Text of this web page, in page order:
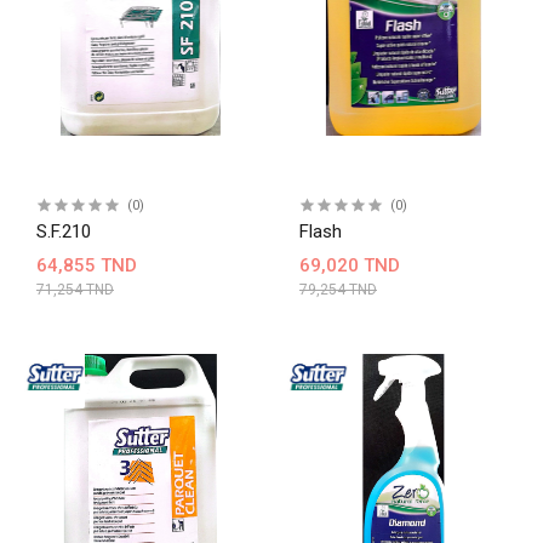
(0)
S.F.210
64,855 TND
71,254 TND
(0)
Flash
69,020 TND
79,254 TND